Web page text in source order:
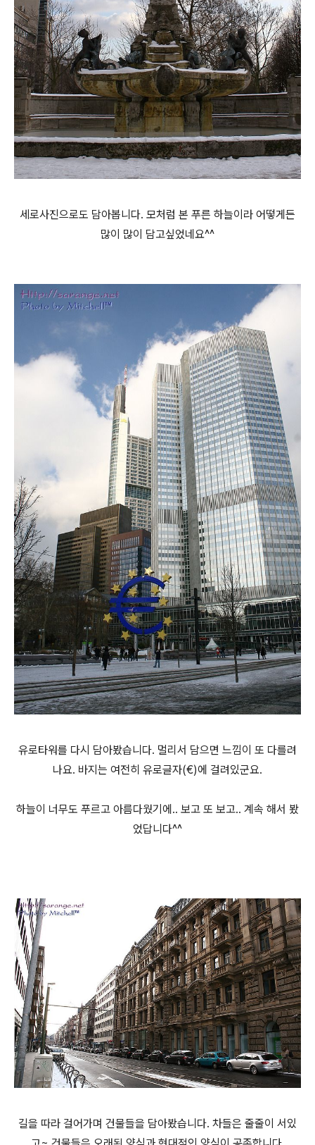
세로사진으로도 담아봅니다. 모처럼 본 푸른 하늘이라 어떻게든
많이 많이 담고싶었네요^^
유로타워를 다시 담아봤습니다. 멀리서 담으면 느낌이 또 다를려
나요. 바지는 여전히 유로글자(€)에 걸려있군요.
하늘이 너무도 푸르고 아름다웠기에.. 보고 또 보고.. 계속 해서 봤
었답니다^^
길을 따라 걸어가며 건물들을 담아봤습니다. 차들은 줄줄이 서있